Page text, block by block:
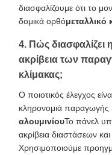
διασφαλίζουμε ότι το
δομικά ορθόμεταλλικό
4. Πώς διασφαλίζει
ακρίβεια των
κλίμακας;
Ο ποιοτικός έλεγχος
κληρονομιά παραγωγής
αλουμινίουΤο πάνελ
ακρίβεια διαστάσεων
Χρησιμοποιούμε